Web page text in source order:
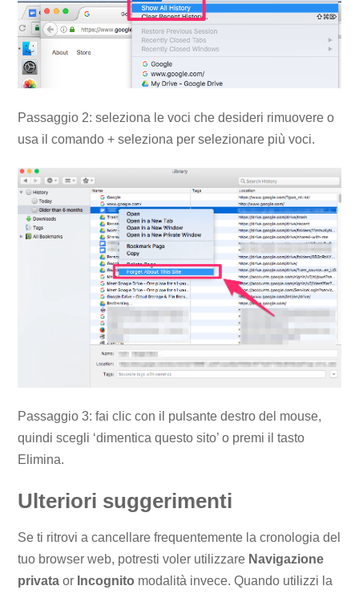
Passaggio 2: seleziona le voci che desideri rimuovere o
usa il comando + seleziona per selezionare più voci.
Passaggio 3: fai clic con il pulsante destro del mouse,
quindi scegli ‘dimentica questo sito’ o premi il tasto
Elimina.
Ulteriori suggerimenti
Se ti ritrovi a cancellare frequentemente la cronologia del
tuo browser web, potresti voler utilizzare Navigazione
privata or Incognito modalità invece. Quando utilizzi la